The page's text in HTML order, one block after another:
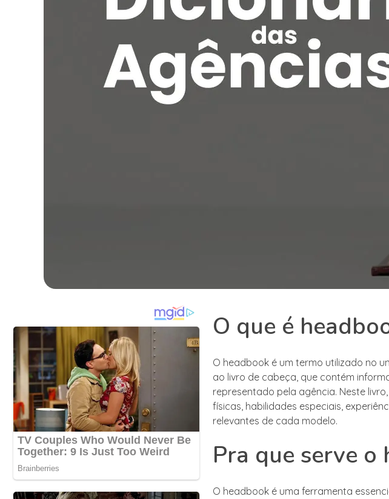
O que é
O headbook é um termo utilizado no
ao livro de cabeça, que contém
representado pela agência. Neste
físicas, habilidades especiais,
relevantes de cada modelo.
Pra que serve o
O headbook é uma ferramenta